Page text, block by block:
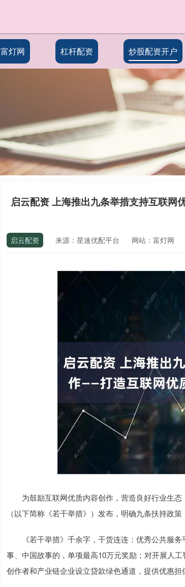
富灯网 杠杆配资 炒股配资开户
启云配资 上海推出九条举措支持互联
启云配资 来源：星速优配平台 网站：富灯网
为鼓励互联网优质内容创作，营造良好行业生态
（以下简称《若干举措》）发布，明确九条扶持政
《若干举措》千余字，干货连连：优秀公共服务
事、中国故事的，单项最高10万元奖励；对开展人
创作者和产业链企业设立贷款绿色通道，提供优惠